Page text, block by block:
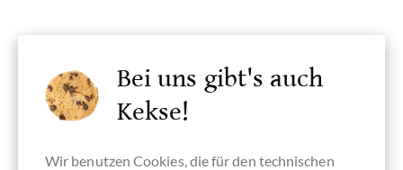
Bei uns gibt's auch
Kekse!
Wir benutzen Cookies, die für den technischen